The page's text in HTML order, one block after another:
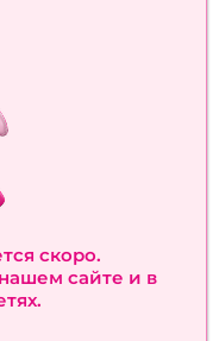
скоро.
сайте и в